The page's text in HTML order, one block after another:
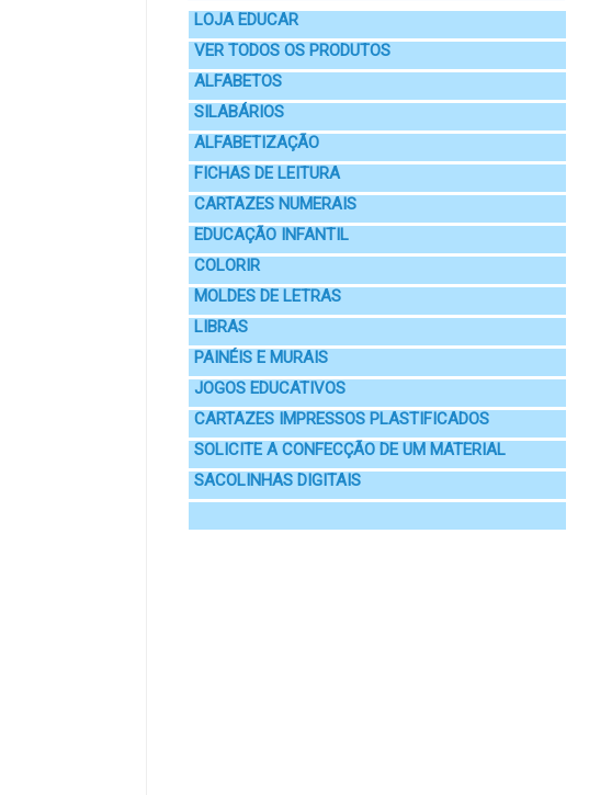
LOJA EDUCAR
VER TODOS OS PRODUTOS
ALFABETOS
SILABÁRIOS
ALFABETIZAÇÃO
FICHAS DE LEITURA
CARTAZES NUMERAIS
EDUCAÇÃO INFANTIL
COLORIR
MOLDES DE LETRAS
LIBRAS
PAINÉIS E MURAIS
JOGOS EDUCATIVOS
CARTAZES IMPRESSOS PLASTIFICADOS
SOLICITE A CONFECÇÃO DE UM MATERIAL
SACOLINHAS DIGITAIS